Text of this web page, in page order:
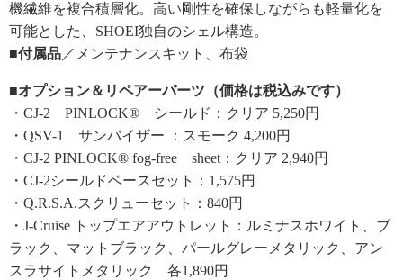
機繊維を複合積層化。高い剛性を確保しながらも軽量化を
可能とした、SHOEI独自のシェル構造。
■付属品 ／メンテナンスキット、布袋
■オプション＆リペアーパーツ（価格は税込みです）
・CJ-2 PINLOCK® シールド：クリア 5,250円
・QSV-1 サンバイザー ：スモーク 4,200円
・CJ-2 PINLOCK® fog-free sheet：クリア 2,940円
・CJ-2シールドベースセット：1,575円
・Q.R.S.A.スクリューセット：840円
・J-Cruise トップエアアウトレット：ルミナスホワイト、ブ
ラック、マットブラック、パールグレーメタリック、アン
スラサイトメタリック 各1,890円